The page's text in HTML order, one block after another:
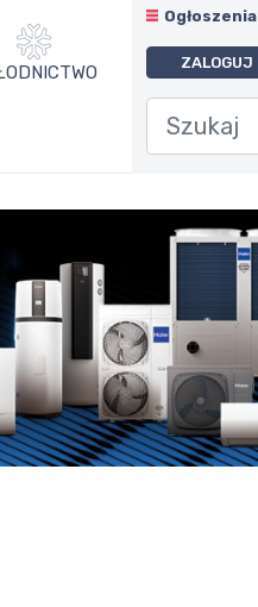
Ogłoszenia
ZALOGUJ